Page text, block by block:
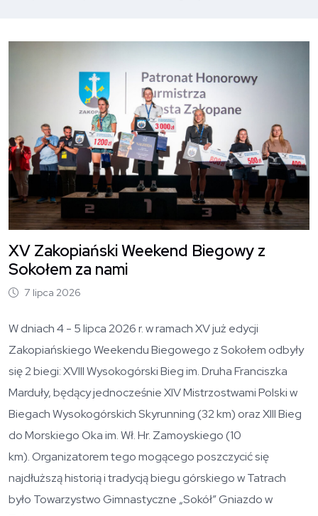
XV Zakopiański Weekend Biegowy z
Sokołem za nami
7 lipca 2026
W dniach 4 - 5 lipca 2026 r. w ramach XV już edycji
Zakopiańskiego Weekendu Biegowego z Sokołem odbyły
się 2 biegi: XVIII Wysokogórski Bieg im. Druha Franciszka
Marduły, będący jednocześnie XIV Mistrzostwami Polski w
Biegach Wysokogórskich Skyrunning (32 km) oraz XIII Bieg
do Morskiego Oka im. Wł. Hr. Zamoyskiego (10
km). Organizatorem tego mogącego poszczycić się
najdłuższą historią i tradycją biegu górskiego w Tatrach
było Towarzystwo Gimnastyczne „Sokół” Gniazdo w